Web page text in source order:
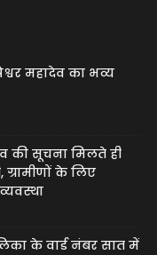
महादेव का भव्य
की सूचना मिलते ही
के लिए
के वार्ड नंबर सात में